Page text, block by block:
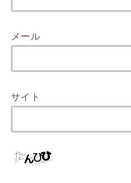
メール
サイト